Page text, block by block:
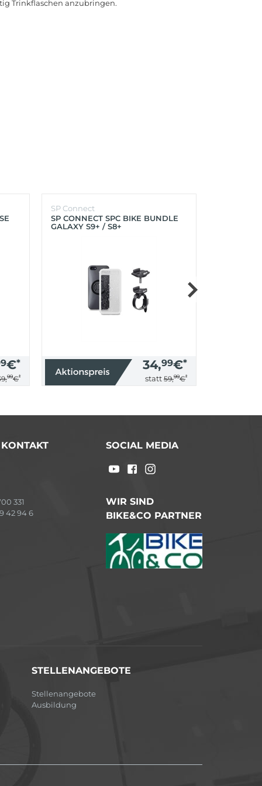
Trinkflaschen anzubringen.
€*
99€*
SP Connect
SP CONNECT SPC BIKE BUNDLE
GALAXY S9+ / S8+
34,99€*
statt 59,99€*
331
42 94 6
SOCIAL MEDIA
WIR SIND
BIKE&CO PARTNER
STELLENANGEBOTE
Stellenangebote
Ausbildung